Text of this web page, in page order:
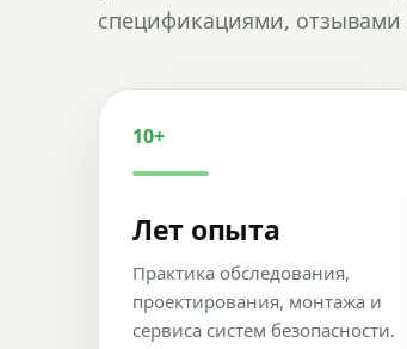
спецификациями,
10+
Лет опыта
Практика обследования,
проектирования, монтажа и
сервиса систем безопасности.